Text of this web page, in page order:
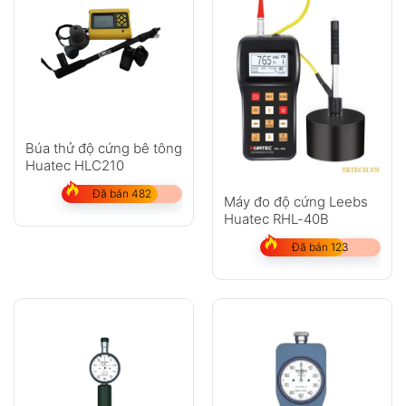
Độ phân giải cao
Sai số đo nhỏ hơn
1% H
Đặc điểm nổi bật
Ứng dụng mạch vi xử lý LSI cho kết quả ổn
Bộ dao động thạch anh giúp nâng cao độ
chính xác
Tuân thủ ASTM D2240, DIN 53505, ISO
Hiệu chuẩn nhanh bằng phím ZERO và
CAL
trường
Màn hình LCD rõ nét, dễ quan sát
Búa thử độ cứng bê tông
Huatec HLC210
Đã bán 482
Máy đo độ cứng Leebs
Huatec RHL-40B
Đã bán 123